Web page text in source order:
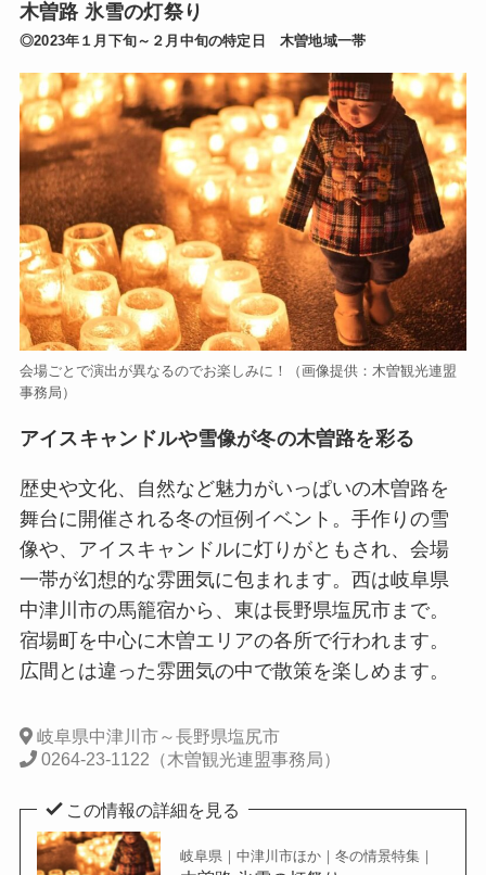
木曽路 氷雪の灯祭り
◎2023年１月下旬～２月中旬の特定日 木曽地域一帯
会場ごとで演出が異なるのでお楽しみに！（画像提供：木曽観光連盟
事務局）
アイスキャンドルや雪像が冬の木曽路を彩る
歴史や文化、自然など魅力がいっぱいの木曽路を
舞台に開催される冬の恒例イベント。手作りの雪
像や、アイスキャンドルに灯りがともされ、会場
一帯が幻想的な雰囲気に包まれます。西は岐阜県
中津川市の馬籠宿から、東は長野県塩尻市まで。
宿場町を中心に木曽エリアの各所で行われます。
広間とは違った雰囲気の中で散策を楽しめます。
岐阜県中津川市～長野県塩尻市
0264-23-1122（木曽観光連盟事務局）
この情報の詳細を見る
岐阜県｜中津川市ほか｜冬の情景特集｜